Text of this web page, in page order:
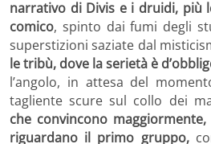
narrativo di Divis e i druidi, più
comico, spinto dai fumi degli
superstizioni saziate dal
le tribù, dove la serietà è
l’angolo, in attesa del
tagliente scure sul collo dei
che convincono
riguardano il primo gruppo,